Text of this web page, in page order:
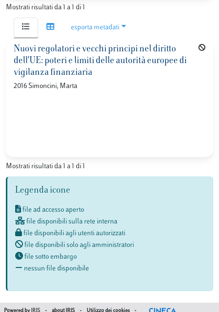
Mostrati risultati da 1 a 1 di 1
esporta metadati
Nuovi regolatori e vecchi principi nel diritto
dell'UE: poteri e limiti delle autorità europee di
vigilanza finanziaria
2016 Simoncini, Marta
Mostrati risultati da 1 a 1 di 1
Legenda icone
file ad accesso aperto
file disponibili sulla rete interna
file disponibili agli utenti autorizzati
file disponibili solo agli amministratori
file sotto embargo
nessun file disponibile
Powered by IRIS - about IRIS - Utilizzo dei cookies -